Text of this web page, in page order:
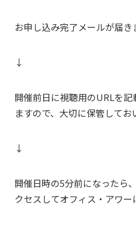
お申し込み完了メールが届き
↓
開催前日に視聴用のURLを
ますので、大切に保管してお
↓
開催日時の5分前になったら
クセスしてオフィス・アワー